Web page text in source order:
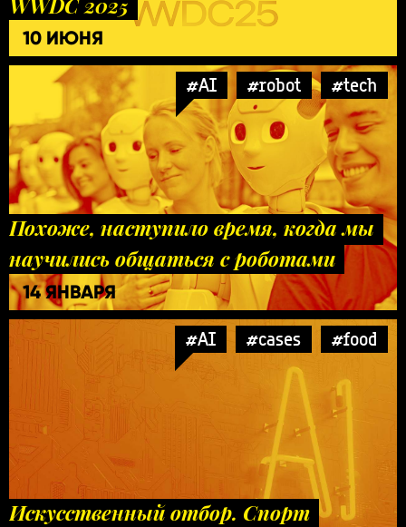
10 ИЮНЯ
#AI #robot #tech
Похоже, наступило время, когда мы
научились общаться с роботами
14 ЯНВАРЯ
#AI #cases #food
Искусственный отбор. Спорт